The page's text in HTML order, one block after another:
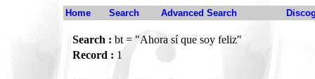
Home Search Advanced Search
Search : bt = "Ahora sí que soy feliz"
Record : 1